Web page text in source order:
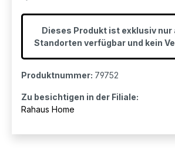
Dieses Produkt ist exklusiv nur
Standorten verfügbar und kein
Produktnummer: 79752
Zu besichtigen in der Filiale:
Rahaus Home